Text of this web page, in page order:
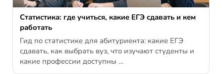
Статистика: где учиться, какие ЕГЭ сдавать и кем
работать
Гид по статистике для абитуриента: какие ЕГЭ
сдавать, как выбрать вуз, что изучают студенты и
какие профессии доступны …